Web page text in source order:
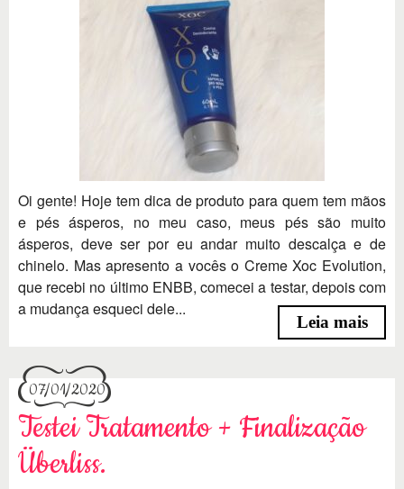
Oi gente! Hoje tem dica de produto para quem tem mãos
e pés ásperos, no meu caso, meus pés são muito
ásperos, deve ser por eu andar muito descalça e de
chinelo. Mas apresento a vocês o Creme Xoc Evolution,
que recebi no último ENBB, comecei a testar, depois com
a mudança esqueci dele...
Leia mais
07/01/2020
Testei Tratamento + Finalização
Überliss.